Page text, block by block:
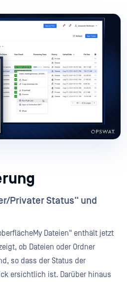
Privater Status" und
Dateien" enthält jetzt
ob Dateien oder Ordner
so dass der Status der
ersichtlich ist. Darüber hinaus